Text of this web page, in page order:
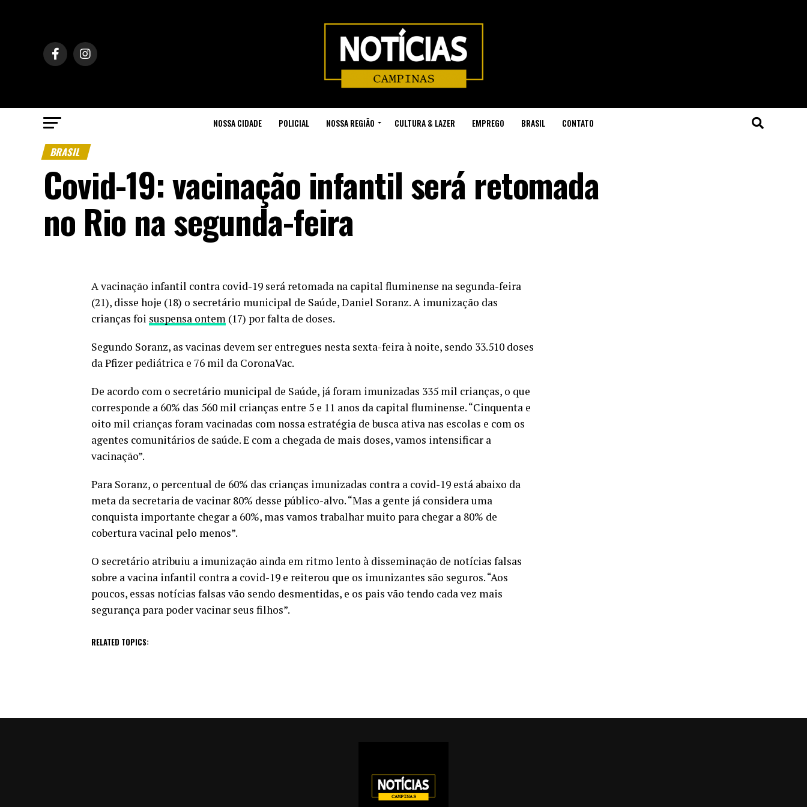
NOSSA CIDADE POLICIAL NOSSA REGIÃO CULTURA & LAZER EMPREGO BRASIL CONTATO
BRASIL
Covid-19: vacinação infantil será retomada
no Rio na segunda-feira
A vacinação infantil contra covid-19 será retomada na capital fluminense na segunda-feira
(21), disse hoje (18) o secretário municipal de Saúde, Daniel Soranz. A imunização das
crianças foi suspensa ontem (17) por falta de doses.
Segundo Soranz, as vacinas devem ser entregues nesta sexta-feira à noite, sendo 33.510 doses
da Pfizer pediátrica e 76 mil da CoronaVac.
De acordo com o secretário municipal de Saúde, já foram imunizadas 335 mil crianças, o que
corresponde a 60% das 560 mil crianças entre 5 e 11 anos da capital fluminense. “Cinquenta e
oito mil crianças foram vacinadas com nossa estratégia de busca ativa nas escolas e com os
agentes comunitários de saúde. E com a chegada de mais doses, vamos intensificar a
vacinação”.
Para Soranz, o percentual de 60% das crianças imunizadas contra a covid-19 está abaixo da
meta da secretaria de vacinar 80% desse público-alvo. “Mas a gente já considera uma
conquista importante chegar a 60%, mas vamos trabalhar muito para chegar a 80% de
cobertura vacinal pelo menos”.
O secretário atribuiu a imunização ainda em ritmo lento à disseminação de notícias falsas
sobre a vacina infantil contra a covid-19 e reiterou que os imunizantes são seguros. “Aos
poucos, essas notícias falsas vão sendo desmentidas, e os pais vão tendo cada vez mais
segurança para poder vacinar seus filhos”.
RELATED TOPICS: